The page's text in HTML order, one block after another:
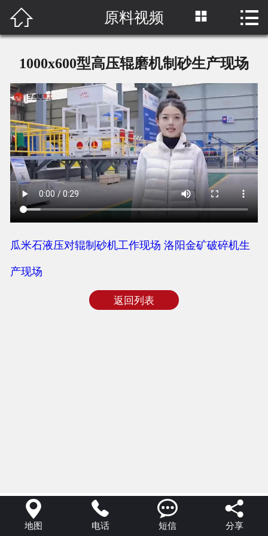
 首页
工程案例
新闻中心
网络营销
原料视频
 原料视频  
1000x600型高压辊磨机制砂生产现场
瓜米石液压对辊制砂机工作现场 洛阳金矿破碎机生
产现场
返回列表

地图

电话

短信

分享